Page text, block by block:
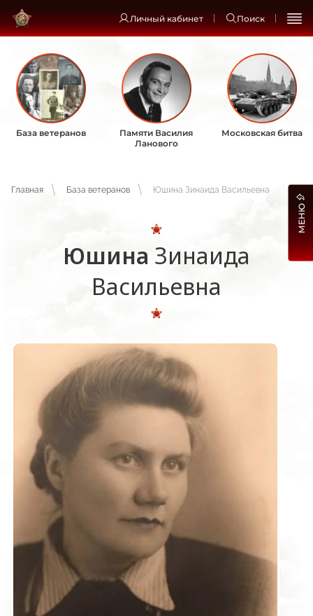
Личный кабинет Поиск
База ветеранов
Памяти Василия
Ланового
Московская битва
Главная База ветеранов Юшина Зинаида Васильевна
Юшина Зинаида
Васильевна
МЕНЮ